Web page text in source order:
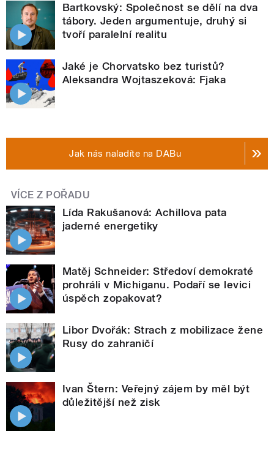
Bartkovský: Společnost se dělí na dva
tábory. Jeden argumentuje, druhý si
tvoří paralelní realitu
Jaké je Chorvatsko bez turistů?
Aleksandra Wojtaszeková: Fjaka
Jak nás naladíte na DABu
VÍCE Z POŘADU
Lída Rakušanová: Achillova pata
jaderné energetiky
Matěj Schneider: Středoví demokraté
prohráli v Michiganu. Podaří se levici
úspěch zopakovat?
Libor Dvořák: Strach z mobilizace žene
Rusy do zahraničí
Ivan Štern: Veřejný zájem by měl být
důležitější než zisk